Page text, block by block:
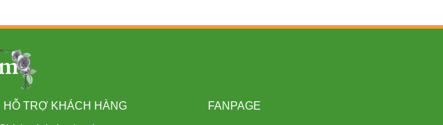
HỖ TRỢ KHÁCH HÀNG
FANPAGE